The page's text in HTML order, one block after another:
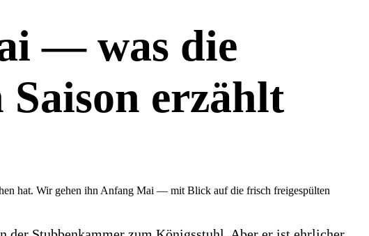
— was die
erzählt
hat. Wir gehen ihn Anfang Mai — mit Blick auf die frisch freigespülten